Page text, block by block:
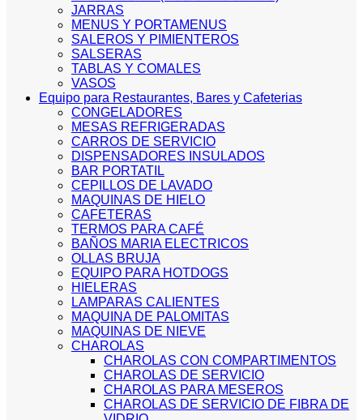
JARRAS
MENUS Y PORTAMENUS
SALEROS Y PIMIENTEROS
SALSERAS
TABLAS Y COMALES
VASOS
Equipo para Restaurantes, Bares y Cafeterias
CONGELADORES
MESAS REFRIGERADAS
CARROS DE SERVICIO
DISPENSADORES INSULADOS
BAR PORTATIL
CEPILLOS DE LAVADO
MAQUINAS DE HIELO
CAFETERAS
TERMOS PARA CAFÉ
BAÑOS MARIA ELECTRICOS
OLLAS BRUJA
EQUIPO PARA HOTDOGS
HIELERAS
LAMPARAS CALIENTES
MAQUINA DE PALOMITAS
MAQUINAS DE NIEVE
CHAROLAS
CHAROLAS CON COMPARTIMENTOS
CHAROLAS DE SERVICIO
CHAROLAS PARA MESEROS
CHAROLAS DE SERVICIO DE FIBRA DE